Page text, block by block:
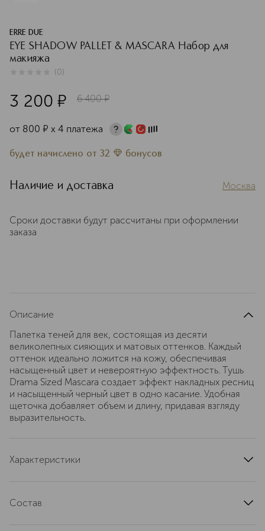
ERRE DUE
EYE SHADOW PALLET & MASCARA Набор для
макияжа
(0)
3 200 ¤ 6 400 ¤
от 800 ¤ х 4 платежа
будет начислено от 32 бонусов
Наличие и доставка Москва
Сроки доставки будут рассчитаны при оформлении
заказа
Описание
Палетка теней для век, состоящая из десяти
великолепных сияющих и матовых оттенков. Каждый
оттенок идеально ложится на кожу, обеспечивая
насыщенный цвет и невероятную эффектность. Тушь
Drama Sized Mascara создает эффект накладных ресниц
и насыщенный черный цвет в одно касание. Удобная
щеточка добавляет объем и длину, придавая взгляду
выразительность.
Характеристики
страна производства
Состав